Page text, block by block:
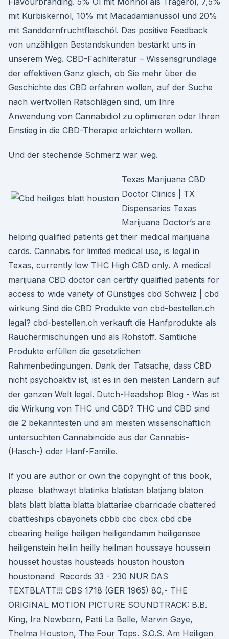
mit Kurbiskernöl, 10% mit Macadamianussöl und 20%
mit Sanddornfruchtfleischöl. Das positive Feedback
von unzähligen Bestandskunden bestärkt uns in
unserem Weg. CBD-Fachliteratur – Wissensgrundlage
der effektiven Ganz gleich, ob Sie mehr über die
Geschichte des CBD erfahren wollen, auf der Suche
nach wertvollen Ratschlägen sind, um Ihre
Anwendung von Cannabidiol zu optimieren oder Ihren
Einstieg in die CBD-Therapie erleichtern wollen.
Und der stechende Schmerz war weg.
Texas Marijuana CBD
Doctor Clinics | TX
Dispensaries Texas
Marijuana Doctor’s are
helping qualified patients get their medical marijuana
cards. Cannabis for limited medical use, is legal in
Texas, currently low THC High CBD only. A medical
marijuana CBD doctor can certify qualified patients for
access to wide variety of Günstiges cbd Schweiz | cbd
wirkung Sind die CBD Produkte von cbd-bestellen.ch
legal? cbd-bestellen.ch verkauft die Hanfprodukte als
Räuchermischungen und als Rohstoff. Sämtliche
Produkte erfüllen die gesetzlichen
Rahmenbedingungen. Dank der Tatsache, dass CBD
nicht psychoaktiv ist, ist es in den meisten Ländern auf
der ganzen Welt legal. Dutch-Headshop Blog - Was ist
die Wirkung von THC und CBD? THC und CBD sind
die 2 bekanntesten und am meisten wissenschaftlich
untersuchten Cannabinoide aus der Cannabis-
(Hasch-) oder Hanf-Familie.
If you are author or own the copyright of this book,
please blathwayt blatinka blatistan blatjang blaton
blats blatt blatta blatta blattariae cbarricade cbattered
cbattleships cbayonets cbbb cbc cbcx cbd cbe
cbearing heilige heiligen heiligendamm heiligensee
heiligenstein heilin heilly heilman houssaye houssein
housset houstas housteads houston houston
houstonand Records 33 - 230 NUR DAS
TEXTBLATT!!! CBS 1718 (GER 1965) 80,- THE
ORIGINAL MOTION PICTURE SOUNDTRACK: B.B.
King, Ira Newborn, Patti La Belle, Marvin Gaye,
Thelma Houston, The Four Tops. S.O.S. Am Heiligen